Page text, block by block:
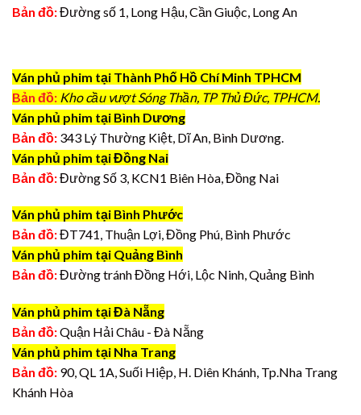
Bản đồ:Đường số 1, Long Hậu, Cần Giuộc, Long An
Ván phủ phim tại Thành Phố Hồ Chí Minh TPHCM
Bản đồ: Kho cầu vượt Sóng Thần, TP Thủ Đức, TPHCM.
Ván phủ phim tại Bình Dương
Bản đồ: 343 Lý Thường Kiệt, Dĩ An, Bình Dương.
Ván phủ phim tại Đồng Nai
Bản đồ:Đường Số 3, KCN1 Biên Hòa, Đồng Nai
Ván phủ phim tại Bình Phước
Bản đồ:ĐT741, Thuận Lợi, Đồng Phú, Bình Phước
Ván phủ phim tại Quảng Bình
Bản đồ:Đường tránh Đồng Hới, Lộc Ninh, Quảng Bình
Ván phủ phim tại Đà Nẵng
Bản đồ:Quận Hải Châu - Đà Nẵng
Ván phủ phim tại Nha Trang
Bản đồ: 90, QL 1A, Suối Hiệp, H. Diên Khánh, Tp.Nha Trang
Khánh Hòa